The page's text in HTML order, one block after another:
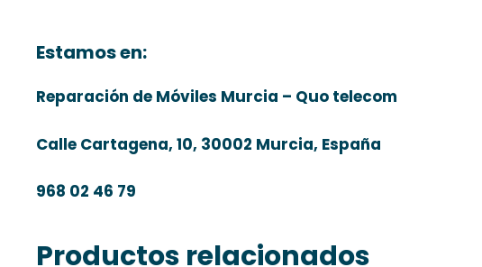
Estamos en:
Reparación de Móviles Murcia – Quo telecom
Calle Cartagena, 10, 30002 Murcia, España
968 02 46 79
Productos relacionados